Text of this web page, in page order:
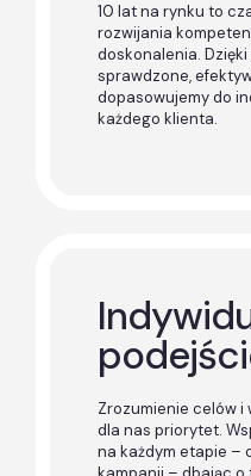
10 lat na rynku to
rozwijania
doskonalenia.
sprawdzone,
dopasowujemy do
każdego klienta.
Zrozumienie celów i
dla nas priorytet.
na każdym etapie –